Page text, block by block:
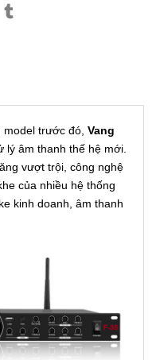
trước đó, Vang
lý âm thanh thế hệ mới.
vượt trội, công nghệ
của nhiều hệ thống
kinh doanh, âm thanh